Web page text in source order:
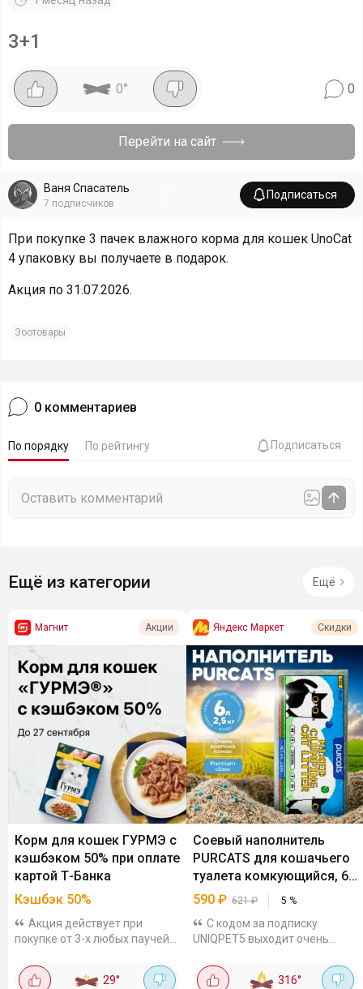
3+1
0° 0
Перейти на сайт
Ваня Спасатель
7 подписчиков
Подписаться
При покупке 3 пачек влажного корма для кошек UnoCat
4 упаковку вы получаете в подарок.
Акция по 31.07.2026.
Зоотовары
0 комментариев
По порядку По рейтингу Подписаться
Ещё из категории Ещё
Магнит Акции
Корм для кошек ГУРМЭ с
кэшбэком 50% при оплате
картой Т-Банка
Кэшбэк 50%
Акция действует при
покупке от 3-х любых паучей
онлайн магазинах, кроме
Wildberries. Максимум вернут
29°
Яндекс Маркет Скидки
Соевый наполнитель
PURCATS для кошачьего
туалета комкующийся, 6
л
590 ₽ 621₽ 5 %
С кодом за подписку
UNIQPET5 выходит очень
площадках от тысячи стоит к
примеру, WBНатуральный
316°